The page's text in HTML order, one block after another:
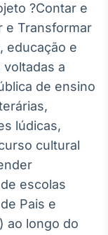
?Contar e
e Transformar
educação e
a
de ensino
lúdicas,
cultural
escolas
Pais e
ao longo do